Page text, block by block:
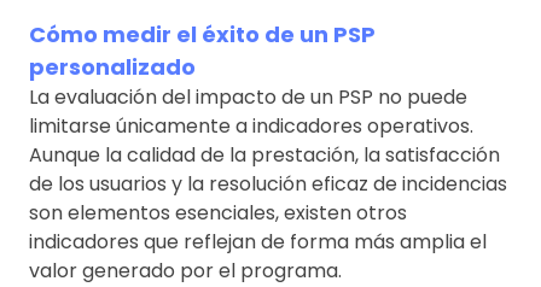
Cómo medir el éxito de un PSP
personalizado
La evaluación del impacto de un PSP no puede
limitarse únicamente a indicadores operativos.
Aunque la calidad de la prestación, la satisfacción
de los usuarios y la resolución eficaz de incidencias
son elementos esenciales, existen otros
indicadores que reflejan de forma más amplia el
valor generado por el programa.